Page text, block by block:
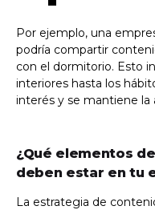
Por ejemplo, una
podría compartir
con el dormitorio. Esto
interiores hasta los
interés y se mantiene la
¿Qué elementos
deben estar en tu
La estrategia de